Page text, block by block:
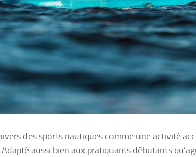
des sports nautiques comme une activité
aussi bien aux pratiquants débutants